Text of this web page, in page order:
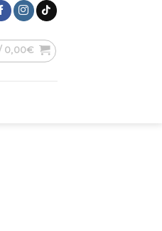
0,00€